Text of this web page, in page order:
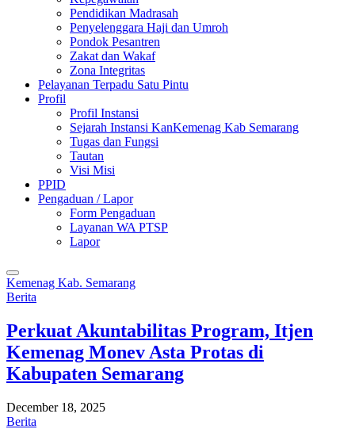
Pendidikan Madrasah
Penyelenggara Haji dan Umroh
Pondok Pesantren
Zakat dan Wakaf
Zona Integritas
Pelayanan Terpadu Satu Pintu
Profil
Profil Instansi
Sejarah Instansi KanKemenag Kab Semarang
Tugas dan Fungsi
Tautan
Visi Misi
PPID
Pengaduan / Lapor
Form Pengaduan
Layanan WA PTSP
Lapor
Kemenag Kab. Semarang
Berita
Perkuat Akuntabilitas Program, Itjen
Kemenag Monev Asta Protas di
Kabupaten Semarang
December 18, 2025
Berita